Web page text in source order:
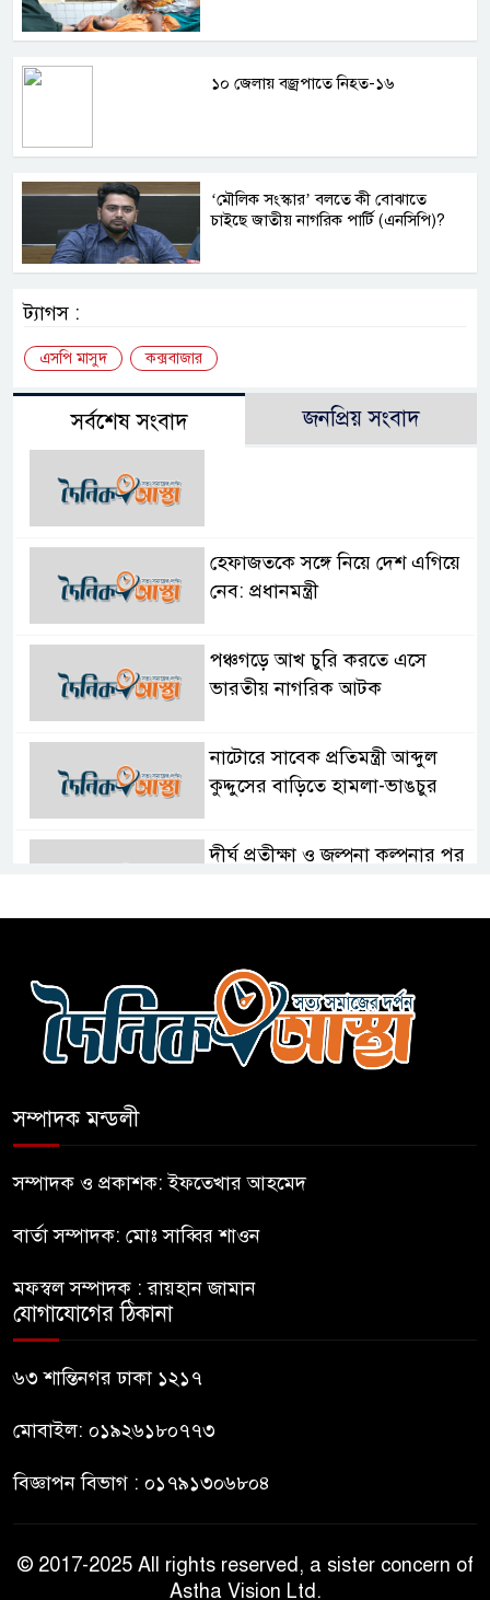
১০ জেলায় বজ্রপাতে নিহত-১৬
‘মৌলিক সংস্কার’ বলতে কী বোঝাতে
চাইছে জাতীয় নাগরিক পার্টি (এনসিপি)?
ট্যাগস :
এসপি মাসুদ কক্সবাজার
সর্বশেষ সংবাদ জনপ্রিয় সংবাদ
হেফাজতকে সঙ্গে নিয়ে দেশ এগিয়ে
নেব: প্রধানমন্ত্রী
পঞ্চগড়ে আখ চুরি করতে এসে
ভারতীয় নাগরিক আটক
নাটোরে সাবেক প্রতিমন্ত্রী আব্দুল
কুদ্দুসের বাড়িতে হামলা-ভাঙচুর
দীর্ঘ প্রতীক্ষা ও জল্পনা কল্পনার পর
গঠন
ফুলবাড়িয়া জামায়াতের আমীরসহ
কারাগারে-৩
নতুন আশা’র কক্সবাজার ব্যুরো
দিলো প্রশাসন
আটক-১
সম্পাদক মন্ডলী
সম্পাদক ও প্রকাশক: ইফতেখার আহমেদ
বার্তা সম্পাদক: মোঃ সাব্বির শাওন
মফস্বল সম্পাদক : রায়হান জামান
যোগাযোগের ঠিকানা
৬৩ শান্তিনগর ঢাকা ১২১৭
মোবাইল: ০১৯২৬১৮০৭৭৩
বিজ্ঞাপন বিভাগ : ০১৭৯১৩০৬৮০৪
© 2017-2025 All rights reserved, a sister concern of
Astha Vision Ltd.